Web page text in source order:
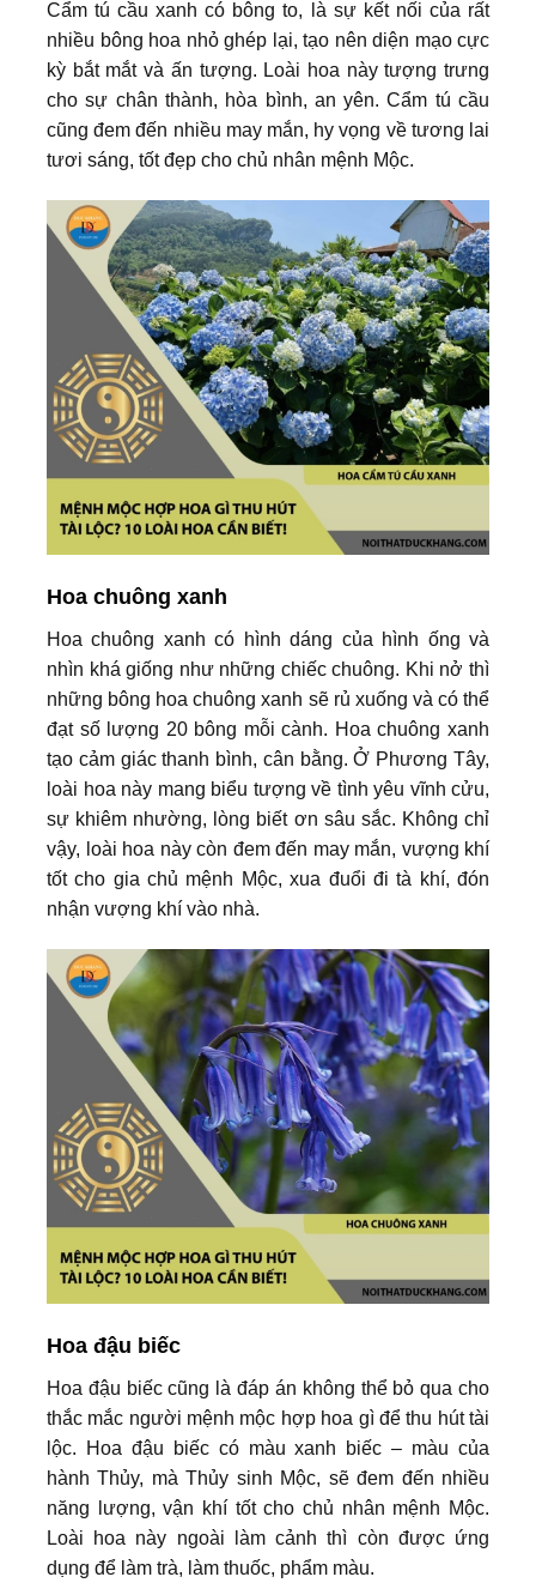
Cẩm tú cầu xanh có bông to, là sự kết nối của rất
nhiều bông hoa nhỏ ghép lại, tạo nên diện mạo cực
kỳ bắt mắt và ấn tượng. Loài hoa này tượng trưng
cho sự chân thành, hòa bình, an yên. Cẩm tú cầu
cũng đem đến nhiều may mắn, hy vọng về tương lai
tươi sáng, tốt đẹp cho chủ nhân mệnh Mộc.
Hoa chuông xanh
Hoa chuông xanh có hình dáng của hình ống và
nhìn khá giống như những chiếc chuông. Khi nở thì
những bông hoa chuông xanh sẽ rủ xuống và có thể
đạt số lượng 20 bông mỗi cành. Hoa chuông xanh
tạo cảm giác thanh bình, cân bằng. Ở Phương Tây,
loài hoa này mang biểu tượng về tình yêu vĩnh cửu,
sự khiêm nhường, lòng biết ơn sâu sắc. Không chỉ
vậy, loài hoa này còn đem đến may mắn, vượng khí
tốt cho gia chủ mệnh Mộc, xua đuổi đi tà khí, đón
nhận vượng khí vào nhà.
Hoa đậu biếc
Hoa đậu biếc cũng là đáp án không thể bỏ qua cho
thắc mắc người mệnh mộc hợp hoa gì để thu hút tài
lộc. Hoa đậu biếc có màu xanh biếc – màu của
hành Thủy, mà Thủy sinh Mộc, sẽ đem đến nhiều
năng lượng, vận khí tốt cho chủ nhân mệnh Mộc.
Loài hoa này ngoài làm cảnh thì còn được ứng
dụng để làm trà, làm thuốc, phẩm màu.